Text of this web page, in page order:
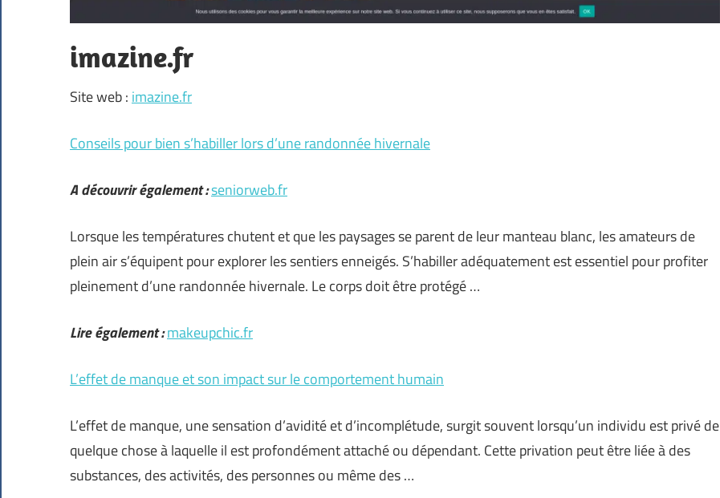
imazine.fr
Site web : imazine.fr
Conseils pour bien s’habiller lors d’une randonnée hivernale
A découvrir également :seniorweb.fr
Lorsque les températures chutent et que les paysages se parent de leur manteau blanc, les amateurs de
plein air s’équipent pour explorer les sentiers enneigés. S’habiller adéquatement est essentiel pour profiter
pleinement d’une randonnée hivernale. Le corps doit être protégé …
Lire également :makeupchic.fr
L’effet de manque et son impact sur le comportement humain
L’effet de manque, une sensation d’avidité et d’incomplétude, surgit souvent lorsqu’un individu est privé de
quelque chose à laquelle il est profondément attaché ou dépendant. Cette privation peut être liée à des
substances, des activités, des personnes ou même des …